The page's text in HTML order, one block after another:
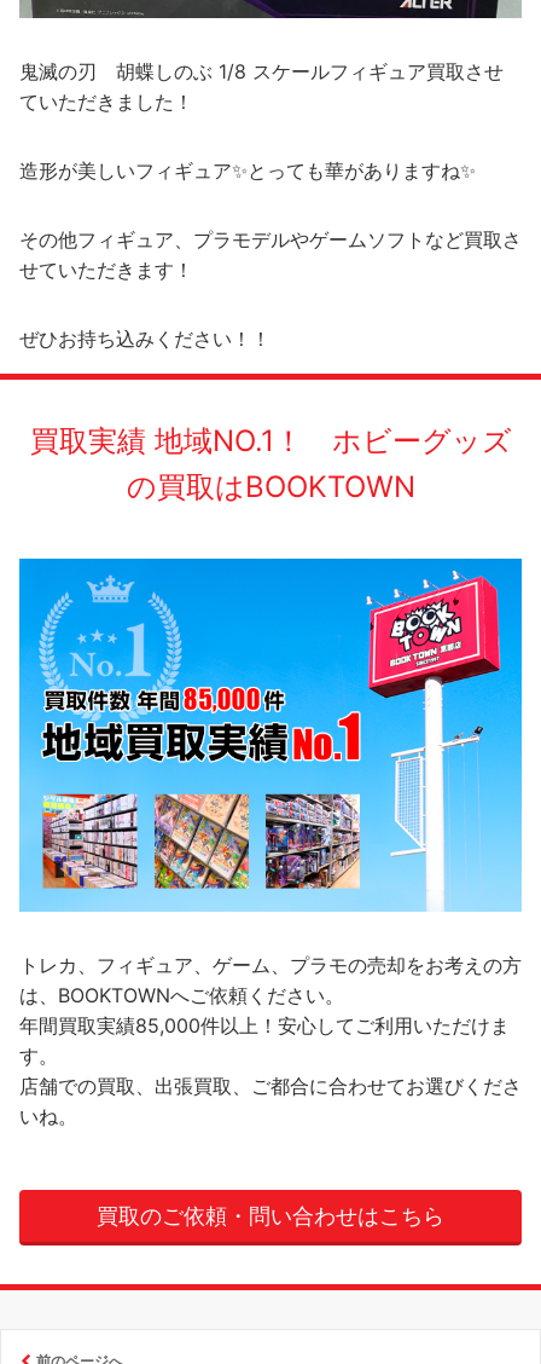
鬼滅の刃 胡蝶しのぶ 1/8 スケールフィギュア買取させ
ていただきました！
造形が美しいフィギュア✨とっても華がありますね✨
その他フィギュア、プラモデルやゲームソフトなど買取さ
せていただきます！
ぜひお持ち込みください！！
買取実績 地域NO.1！ ホビーグッズ
の買取はBOOKTOWN
トレカ、フィギュア、ゲーム、プラモの売却をお考えの方
は、BOOKTOWNへご依頼ください。
年間買取実績85,000件以上！安心してご利用いただけま
す。
店舗での買取、出張買取、ご都合に合わせてお選びくださ
いね。
買取のご依頼・問い合わせはこちら